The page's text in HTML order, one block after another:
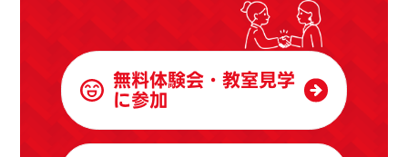
無料体験会・教室見学
に参加